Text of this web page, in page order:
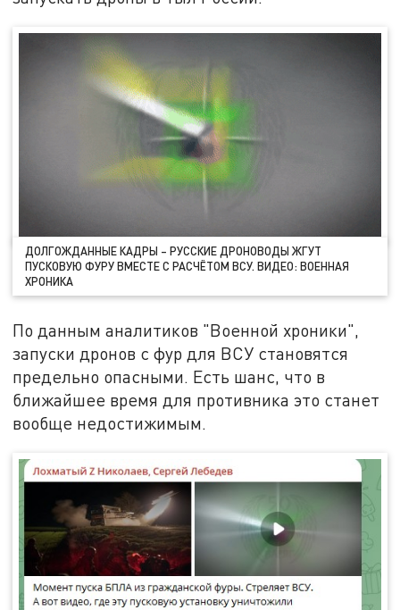
ДОЛГОЖДАННЫЕ КАДРЫ – РУССКИЕ ДРОНОВОДЫ ЖГУТ
ПУСКОВУЮ ФУРУ ВМЕСТЕ С РАСЧЁТОМ ВСУ. ВИДЕО: ВОЕННАЯ
ХРОНИКА
По данным аналитиков "Военной хроники",
запуски дронов с фур для ВСУ становятся
предельно опасными. Есть шанс, что в
ближайшее время для противника это станет
вообще недостижимым.